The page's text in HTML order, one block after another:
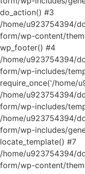
do_action() #3
/home/u923754394/
form/wp-content/
wp_footer() #4
/home/u923754394/
form/wp-includes/
require_once('/home/
/home/u923754394/
form/wp-includes/
/home/u923754394/
form/wp-includes/
locate_template() #7
/home/u923754394/
form/wp-content/